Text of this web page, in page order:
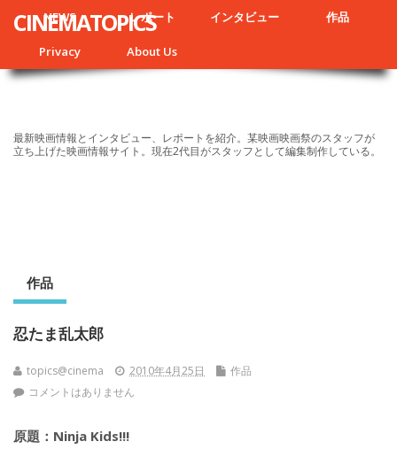
NEWS レポート インタビュー 作品
Privacy About Us
CINEMATOPICS
最新映画情報とインタビュー、レポートを紹介。某映画映画祭のスタッフが
立ち上げた映画情報サイト。現在2代目がスタッフとして編集制作している。
作品
忍たま乱太郎
topics@cinema 2010年4月25日
作品
コメントはありません
原題：Ninja Kids!!!